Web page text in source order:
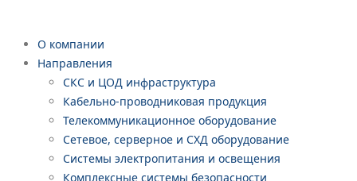
О компании
Направления
СКС и ЦОД инфраструктура
Кабельно-проводниковая продукция
Телекоммуникационное оборудование
Сетевое, серверное и СХД оборудование
Системы электропитания и освещения
Комплексные системы безопасности